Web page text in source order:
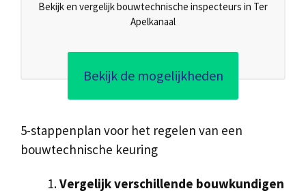
Bekijk en vergelijk bouwtechnische inspecteurs in Ter
Apelkanaal
Bekijk de mogelijkheden
5-stappenplan voor het regelen van een
bouwtechnische keuring
Vergelijk verschillende bouwkundigen